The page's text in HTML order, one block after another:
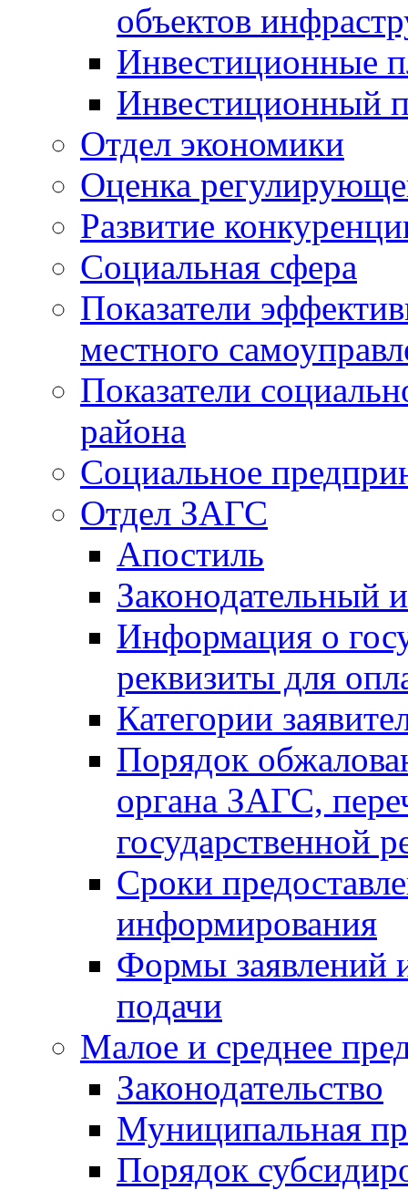
объектов
Инвестиционные
Инвестиционный
Отдел экономики
Оценка
Развитие
Социальная сфера
Показатели
местного
Показатели
района
Социальное
Отдел ЗАГС
Апостиль
Законодательный
Информация о
реквизиты для
Категории
Порядок
органа ЗАГС,
государственной
Сроки
информирования
Формы заявлений
подачи
Малое и среднее
Законодательство
Муниципальная
Порядок